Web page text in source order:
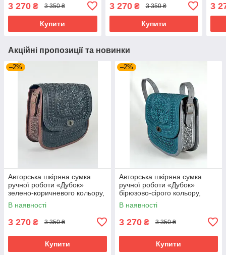
3 270 ₴ 3 350 ₴
Купити
3 270₴ 3 350 ₴
Купити
3
Акційні пропозиції та новинки
–2%
Авторська шкіряна сумка
ручної роботи «Дубок»
зелено-коричневого кольору,
25×26×10 см
В наявності
3 270 ₴ 3 350 ₴
Купити
–2%
Авторська шкіряна сумка
ручної роботи «Дубок»
бірюзово-сірого кольору,
25×26×10 см
В наявності
3 270 ₴ 3 350 ₴
Купити